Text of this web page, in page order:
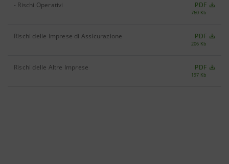
- Rischi Operativi PDF
760 Kb
Rischi delle Imprese di Assicurazione PDF
206 Kb
Rischi delle Altre Imprese PDF
197 Kb